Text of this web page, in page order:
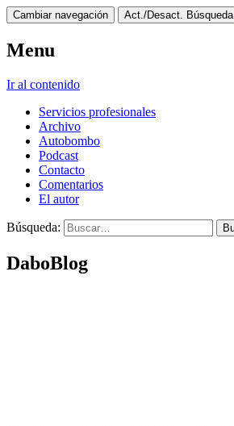
Cambiar navegación Act./Desact. Búsqueda
Menu
Ir al contenido
Servicios profesionales
Archivo
Autobombo
Podcast
Contacto
Comentarios
El autor
Búsqueda:
DaboBlog